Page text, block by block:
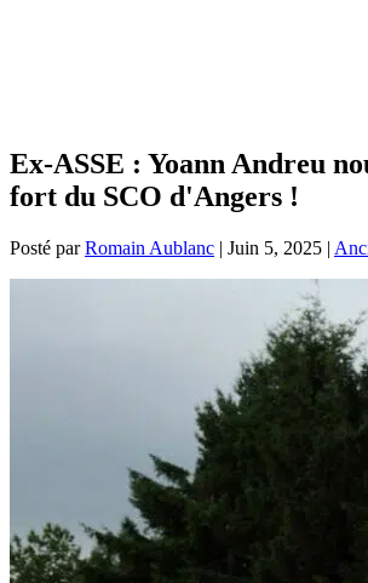
Ex-ASSE : Yoann Andreu
fort du SCO d'Angers !
Posté parRomain Aublanc | Juin 5, 2025 |